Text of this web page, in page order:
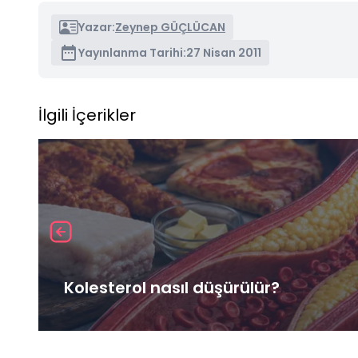
Yazar:Zeynep GÜÇLÜCAN
Yayınlanma Tarihi:27 Nisan 2011
İlgili İçerikler
Kolesterol nasıl düşürülür?